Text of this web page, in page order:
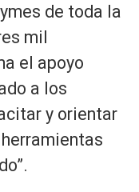
de toda la
mil
el apoyo
a los
y orientar